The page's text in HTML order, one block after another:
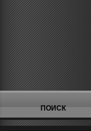
ПОИСК